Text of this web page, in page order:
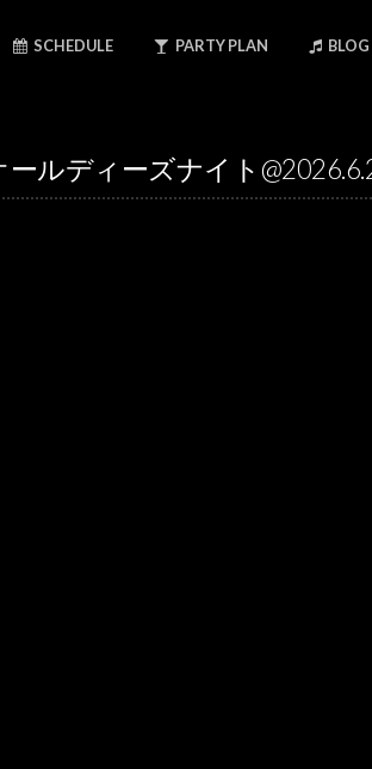
SCHEDULE PARTY PLAN BLOG
ルディーズナイト